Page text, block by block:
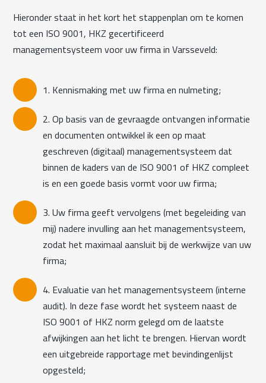
Hieronder staat in het kort het stappenplan om te komen
tot een ISO 9001, HKZ gecertificeerd
managementsysteem voor uw firma in Varsseveld:
1. Kennismaking met uw firma en nulmeting;
2. Op basis van de gevraagde ontvangen informatie
en documenten ontwikkel ik een op maat
geschreven (digitaal) managementsysteem dat
binnen de kaders van de ISO 9001 of HKZ compleet
is en een goede basis vormt voor uw firma;
3. Uw firma geeft vervolgens (met begeleiding van
mij) nadere invulling aan het managementsysteem,
zodat het maximaal aansluit bij de werkwijze van uw
firma;
4. Evaluatie van het managementsysteem (interne
audit). In deze fase wordt het systeem naast de
ISO 9001 of HKZ norm gelegd om de laatste
afwijkingen aan het licht te brengen. Hiervan wordt
een uitgebreide rapportage met bevindingenlijst
opgesteld;